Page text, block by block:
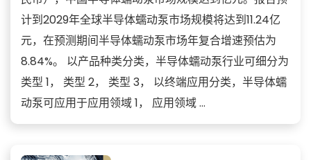
计到2029年全球半导体蠕动泵市场规模将达到11.24亿
元，在预测期间半导体蠕动泵市场年复合增速预估为
8.84%。 以产品种类分类，半导体蠕动泵行业可细分为
类型 1， 类型 2， 类型 3， 以终端应用分类，半导体蠕
动泵可应用于应用领域 1， 应用领域 ...